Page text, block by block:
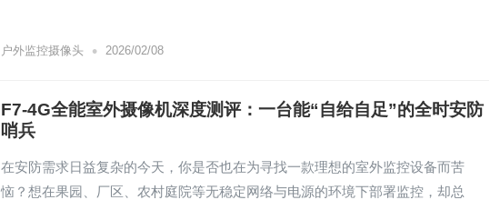
户外监控摄像头 • 2026/02/08
F7-4G全能室外摄像机深度测评：一台能“自给自足”的全时安防
哨兵
在安防需求日益复杂的今天，你是否也在为寻找一款理想的室外监控设备而苦
恼？想在果园、厂区、农村庭院等无稳定网络与电源的环境下部署监控，却总